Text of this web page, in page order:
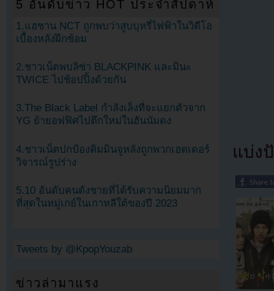
แบ่ง
5 อันดับข่าว HOT ประจำสัปดาห์
1.แฮชาน NCT ถูกพบว่าสูบบุหรี่ไฟฟ้าในวิดีโอ
เบื้องหลังฝึกซ้อม
2.ชาวเน็ตพบลิซ่า BLACKPINK และมินะ
TWICE ไปช้อปปิ้งด้วยกัน
3.The Black Label กำลังเล็งที่จะแยกตัวจาก
YG ย้ายอฟฟิศไปตึกใหม่ในฮันนัมดง
4.ชาวเน็ตปกป้องคิมมินจูหลังถูกพวกเฮดเตอร์
วิจารณ์รูปร่าง
5.10 อันดับคนดังชายที่ได้รับความนิยมมาก
ที่สุดในหมู่เกย์ในเกาหลีใต้ของปี 2023
Tweets by @KpopYouzab
ข่าวล่ามาแรง